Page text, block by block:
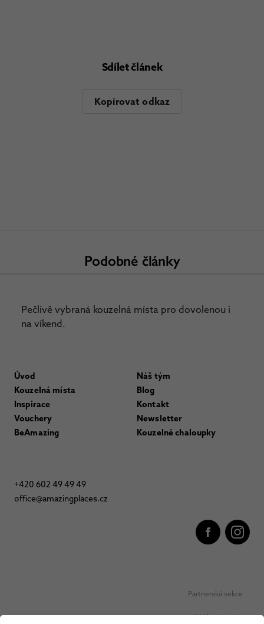
Sdílet článek
Kopírovat odkaz
Podobné články
Pečlivě vybraná kouzelná místa pro dovolenou i
na víkend.
Úvod
Kouzelná místa
Inspirace
Vouchery
BeAmazing
Náš tým
Blog
Kontakt
Newsletter
Kouzelné chaloupky
+420 602 49 49 49
office@amazingplaces.cz
Partnerská sekce
Oblíbená místa